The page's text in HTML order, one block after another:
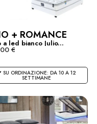
+ ROMANCE
a led bianco Julio...
€
SU ORDINAZIONE: DA 10 A 12
SETTIMANE